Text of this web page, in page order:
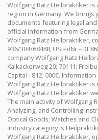
Wolfgang Ratz Heilpraktiker
region in Germany. We
documents featuring legal
official information from
Wolfgang Ratz Heilpraktiker,
936/304/68488, USt-IdNr -
company Wolfgang Ratz
Kalkackerweg 20; 79111;
Capital - 812, 000€.
Wolfgang Ratz Heilpraktiker
Wolfgang Ratz Heilpraktiker
The main activity of Wolfgang
Analyzing, and Controlling
Optical Goods; Watches and
Industry category is
Wolfgang Ratz Heilpraktiker,